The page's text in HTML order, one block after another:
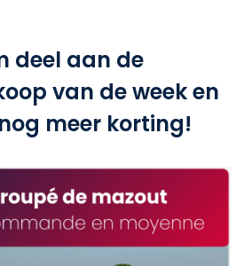
deel aan de
van de week en
meer korting!